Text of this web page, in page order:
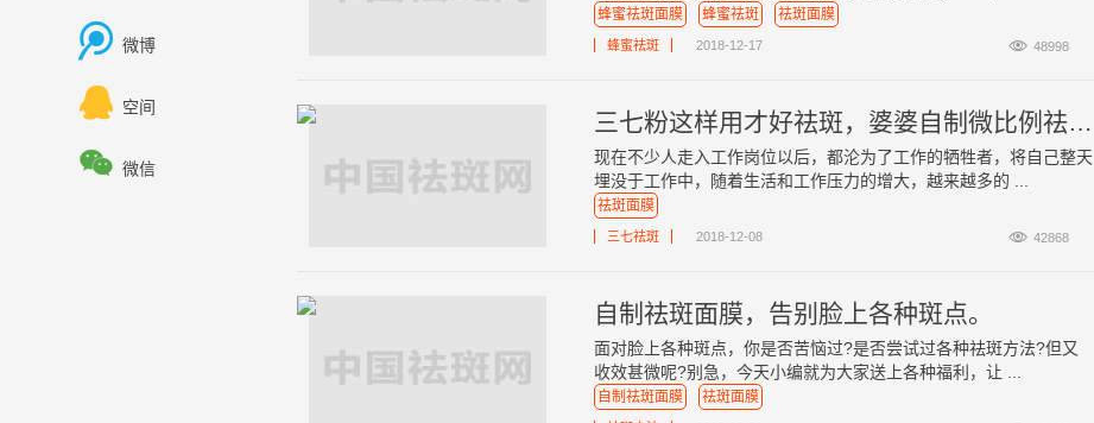
 微博
 空间
 微信
蜂蜜祛斑面膜 蜂蜜祛斑 祛斑面膜
 48998
蜂蜜祛斑 2018-12-17
三七粉这样用才好祛斑，婆婆自制微比例祛斑面膜，给钱都不换
现在不少人走入工作岗位以后，都沦为了工作的牺牲者，将自己整天
埋没于工作中，随着生活和工作压力的增大，越来越多的 ...
祛斑面膜
 42868
三七祛斑 2018-12-08
自制祛斑面膜，告别脸上各种斑点。
面对脸上各种斑点，你是否苦恼过?是否尝试过各种祛斑方法?但又
收效甚微呢?别急，今天小编就为大家送上各种福利，让 ...
自制祛斑面膜 祛斑面膜